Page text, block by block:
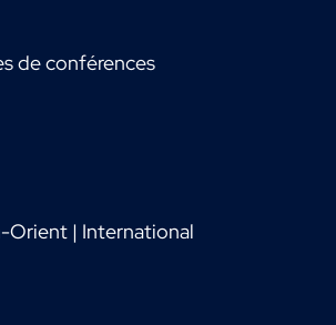
de conférences
Orient | International